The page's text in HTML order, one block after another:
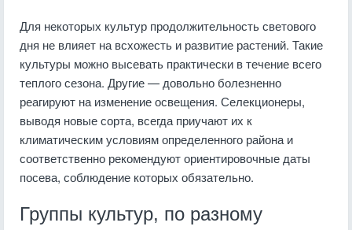
Для некоторых культур продолжительность светового
дня не влияет на всхожесть и развитие растений. Такие
культуры можно высевать практически в течение всего
теплого сезона. Другие — довольно болезненно
реагируют на изменение освещения. Селекционеры,
выводя новые сорта, всегда приучают их к
климатическим условиям определенного района и
соответственно рекомендуют ориентировочные даты
посева, соблюдение которых обязательно.
Группы культур, по разному